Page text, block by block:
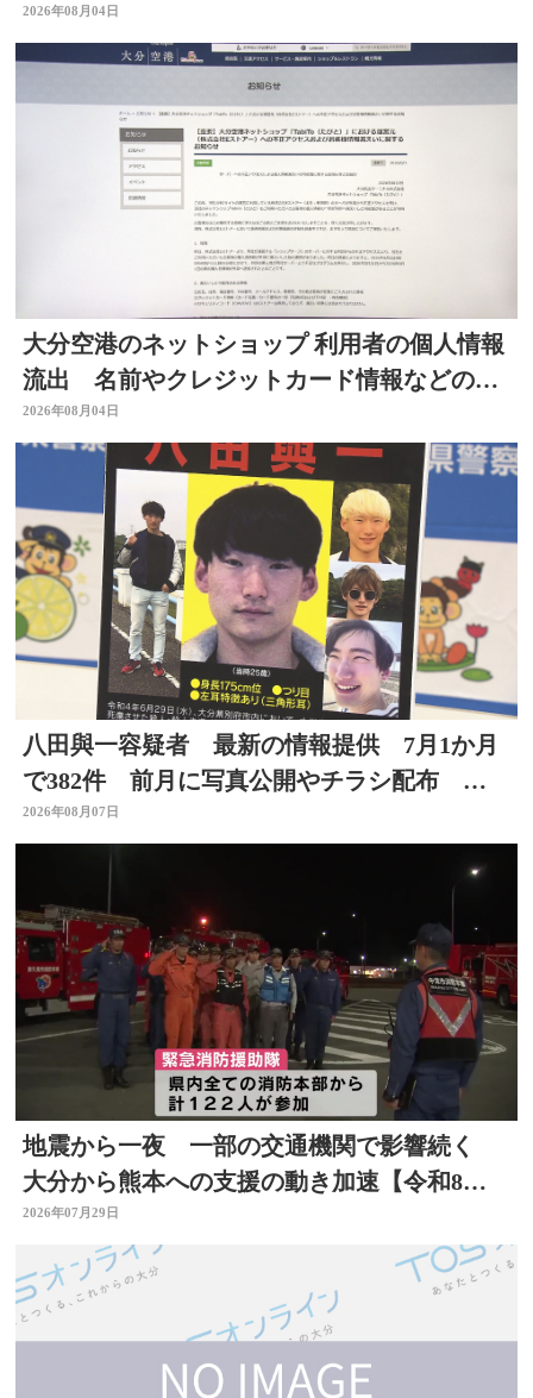
状況 大分
2026年08月04日
大分空港のネットショップ 利用者の個人情報
流出 名前やクレジットカード情報などの可
能性 大分
2026年08月04日
八田與一容疑者 最新の情報提供 7月1か月
で382件 前月に写真公開やチラシ配布 別
府ひき逃げ事件
2026年08月07日
地震から一夜 一部の交通機関で影響続く
大分から熊本への支援の動き加速【令和8年
熊本地震】
2026年07月29日